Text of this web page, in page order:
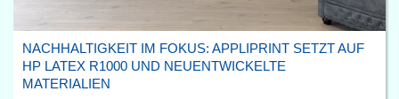
NACHHALTIGKEIT IM FOKUS: APPLIPRINT SETZT AUF
HP LATEX R1000 UND NEUENTWICKELTE
MATERIALIEN